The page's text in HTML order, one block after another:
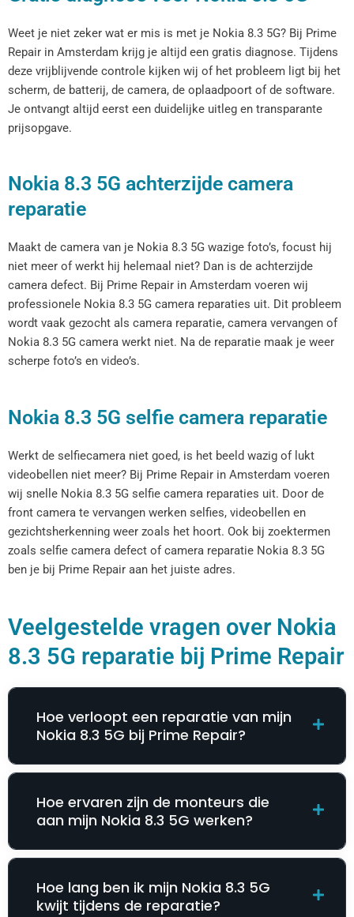
Weet je niet zeker wat er mis is met je Nokia 8.3 5G? Bij Prime
Repair in Amsterdam krijg je altijd een gratis diagnose. Tijdens
deze vrijblijvende controle kijken wij of het probleem ligt bij het
scherm, de batterij, de camera, de oplaadpoort of de software.
Je ontvangt altijd eerst een duidelijke uitleg en transparante
prijsopgave.
Nokia 8.3 5G achterzijde camera
reparatie
Maakt de camera van je Nokia 8.3 5G wazige foto’s, focust hij
niet meer of werkt hij helemaal niet? Dan is de achterzijde
camera defect. Bij Prime Repair in Amsterdam voeren wij
professionele Nokia 8.3 5G camera reparaties uit. Dit probleem
wordt vaak gezocht als camera reparatie, camera vervangen of
Nokia 8.3 5G camera werkt niet. Na de reparatie maak je weer
scherpe foto’s en video’s.
Nokia 8.3 5G selfie camera reparatie
Werkt de selfiecamera niet goed, is het beeld wazig of lukt
videobellen niet meer? Bij Prime Repair in Amsterdam voeren
wij snelle Nokia 8.3 5G selfie camera reparaties uit. Door de
front camera te vervangen werken selfies, videobellen en
gezichtsherkenning weer zoals het hoort. Ook bij zoektermen
zoals selfie camera defect of camera reparatie Nokia 8.3 5G
ben je bij Prime Repair aan het juiste adres.
Veelgestelde vragen over Nokia
8.3 5G reparatie bij Prime Repair
Hoe verloopt een reparatie van mijn
Nokia 8.3 5G bij Prime Repair?
Hoe ervaren zijn de monteurs die
aan mijn Nokia 8.3 5G werken?
Hoe lang ben ik mijn Nokia 8.3 5G
kwijt tijdens de reparatie?